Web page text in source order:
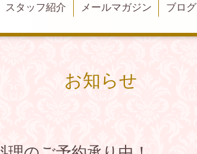
スタッフ紹介
メールマガジン ブログ
お知らせ